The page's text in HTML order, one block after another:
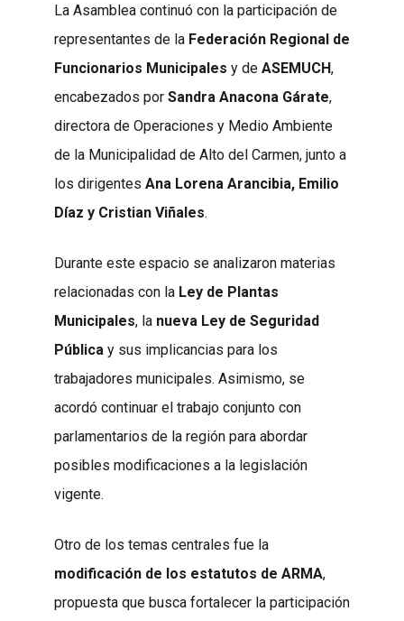
La Asamblea continuó con la participación de
representantes de la Federación Regional de
Funcionarios Municipales y de ASEMUCH,
encabezados por Sandra Anacona Gárate,
directora de Operaciones y Medio Ambiente
de la Municipalidad de Alto del Carmen, junto a
los dirigentes Ana Lorena Arancibia, Emilio
Díaz y Cristian Viñales.
Durante este espacio se analizaron materias
relacionadas con la Ley de Plantas
Municipales, la nueva Ley de Seguridad
Pública y sus implicancias para los
trabajadores municipales. Asimismo, se
acordó continuar el trabajo conjunto con
parlamentarios de la región para abordar
posibles modificaciones a la legislación
vigente.
Otro de los temas centrales fue la
modificación de los estatutos de ARMA,
propuesta que busca fortalecer la participación